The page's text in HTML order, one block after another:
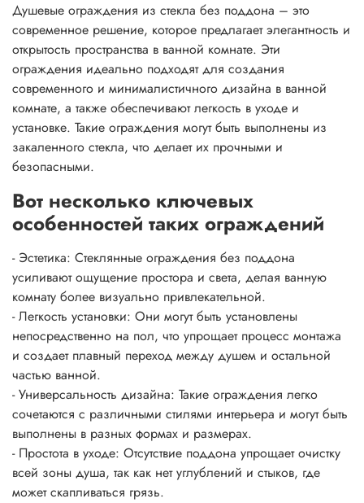
Душевые ограждения из стекла без поддона – это
современное решение, которое предлагает элегантность и
открытость пространства в ванной комнате. Эти
ограждения идеально подходят для создания
современного и минималистичного дизайна в ванной
комнате, а также обеспечивают легкость в уходе и
установке. Такие ограждения могут быть выполнены из
закаленного стекла, что делает их прочными и
безопасными.
Вот несколько ключевых
особенностей таких ограждений
- Эстетика: Стеклянные ограждения без поддона
усиливают ощущение простора и света, делая ванную
комнату более визуально привлекательной.
- Легкость установки: Они могут быть установлены
непосредственно на пол, что упрощает процесс монтажа
и создает плавный переход между душем и остальной
частью ванной.
- Универсальность дизайна: Такие ограждения легко
сочетаются с различными стилями интерьера и могут быть
выполнены в разных формах и размерах.
- Простота в уходе: Отсутствие поддона упрощает очистку
всей зоны душа, так как нет углублений и стыков, где
может скапливаться грязь.